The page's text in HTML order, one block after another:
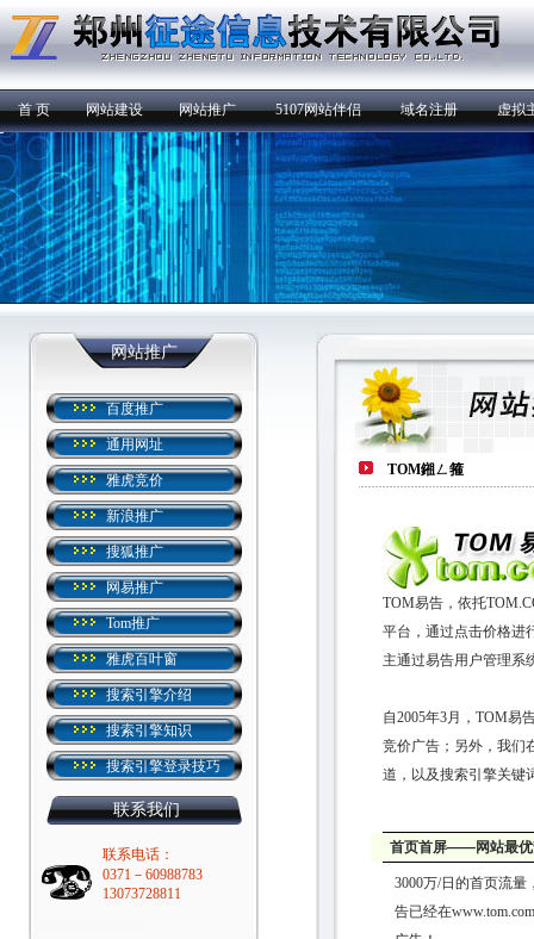
首 页 网站建设 网站推广 5107网站伴侣 域名注册 虚拟
网站推广
百度推广
通用网址
雅虎竞价
新浪推广
搜狐推广
网易推广
Tom推广
雅虎百叶窗
搜索引擎介绍
搜索引擎知识
搜索引擎登录技巧
联系我们
联系电话：
0371－60988783
13073728811
TOM鎺ㄥ箍
TOM易告，依托
平台，通过点击价格进
主通过易告用户管理系
自2005年3月，TOM易
竞价广告；另外，我们
道，以及搜索引擎关键
首页首屏――网站最优
3000万/日的首页流
告已经在